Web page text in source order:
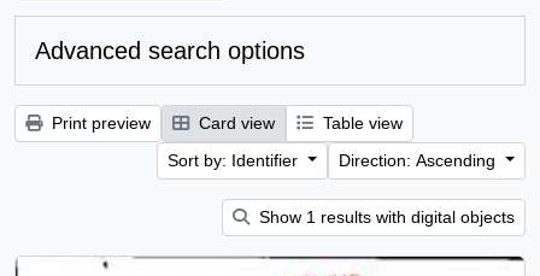
Advanced search options
Print preview Card view
Table view
Sort by: Identifier
Direction: Ascending
Show 1 results with digital objects